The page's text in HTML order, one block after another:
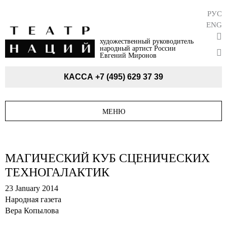
художественный руководитель
народный артист России
Евгений Миронов
РУС
ENG
КАССА +7 (495) 629 37 39
МЕНЮ
МАГИЧЕСКИЙ КУБ СЦЕНИЧЕСКИХ
ТЕХНОГАЛАКТИК
23 January 2014
Народная газета
Вера Копылова